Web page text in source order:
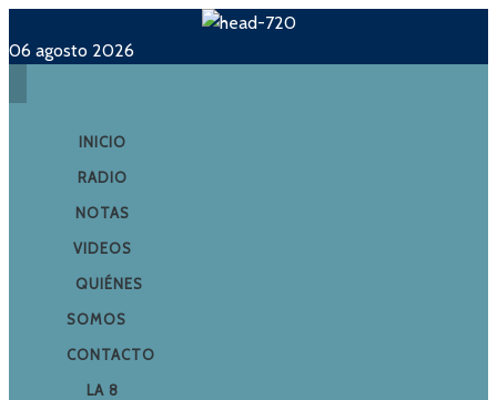
06 agosto 2026
INICIO
RADIO
NOTAS
VIDEOS
QUIÉNES
SOMOS
CONTACTO
LA 8